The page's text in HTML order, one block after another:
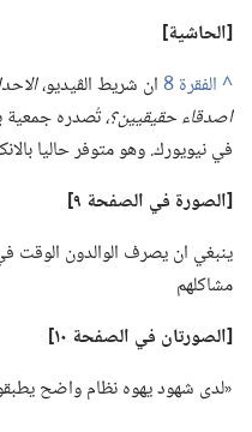
‏[الحاشية]‏
^
ان شريط الڤيديو،‏
اصدقاء حقيقيين؟‏،‏تُصدره جمعية
في نيويورك.‏ وهو متوفر حاليا
‏[الصورة في الصفحة ٩]‏
ينبغي ان يصرف الوالدون الوقت
مشاكلهم
‏[الصورتان في الصفحة ١٠]‏
‏«لدى شهود يهوه نظام واضح